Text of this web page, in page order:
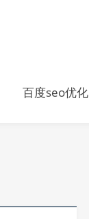
百度seo优化